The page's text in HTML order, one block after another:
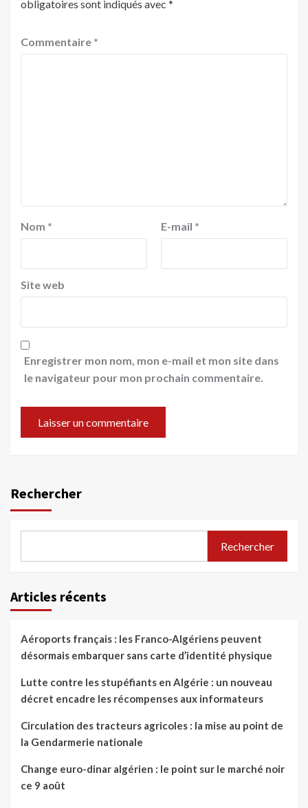
obligatoires sont indiqués avec *
Commentaire *
Nom * E-mail *
Site web
Enregistrer mon nom, mon e-mail et mon site dans
le navigateur pour mon prochain commentaire.
Rechercher
Rechercher
Articles récents
Aéroports français : les Franco-Algériens peuvent
désormais embarquer sans carte d’identité physique
Lutte contre les stupéfiants en Algérie : un nouveau
décret encadre les récompenses aux informateurs
Circulation des tracteurs agricoles : la mise au point de
la Gendarmerie nationale
Change euro-dinar algérien : le point sur le marché noir
ce 9 août